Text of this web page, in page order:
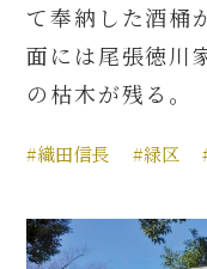
て奉納した酒桶
面には尾張徳川
の枯木が残る。
#織田信長 #緑区